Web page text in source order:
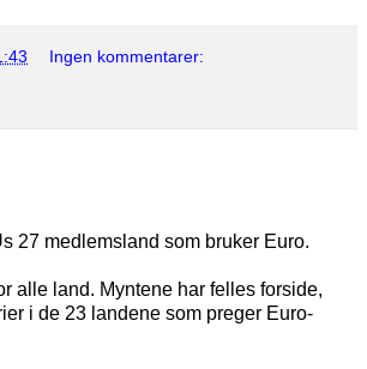
Ingen kommentarer:
27 medlemsland som bruker Euro.
alle land. Myntene har felles forside,
i de 23 landene som preger Euro-